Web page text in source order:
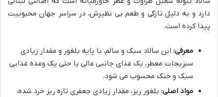
دارد و به دلیل تازگی و طعم بی نظیرش، در سراسر جهان محبوبیت
پیدا کرده است.
معرفی: این سالاد سبک و سالم، با پایه بلغور و مقدار زیادی
سبزیجات معطر، یک غذای جانبی عالی یا حتی یک وعده غذایی
سبک و خنک محسوب می شود.
مواد اصلی: بلغور ریز، مقدار زیادی جعفری تازه ریز خرد شده،